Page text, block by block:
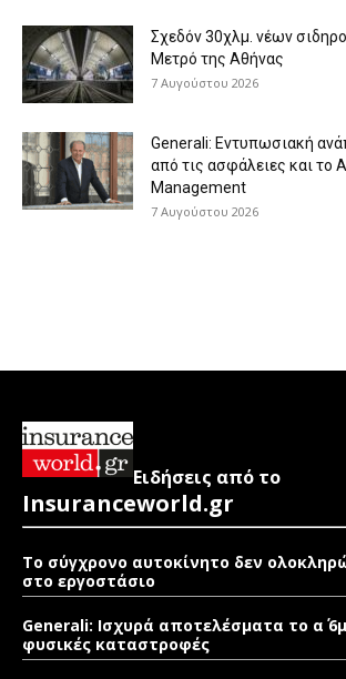
Σχεδόν 30χλμ. νέων
Μετρό της Αθήνας
7 Αυγούστου 2026
Generali: Eντυπωσιακή
από τις ασφάλειες και το
Management
7 Αυγούστου 2026
Ειδήσεις από το
Insuranceworld.gr
Το σύγχρονο αυτοκίνητο δεν
στο εργοστάσιο
Generali: Ισχυρά αποτελέσματα το α΄
φυσικές καταστροφές